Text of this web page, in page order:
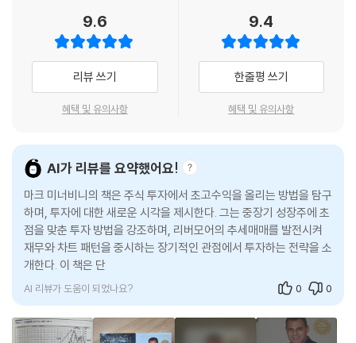
만 어떻게 하면 되는지는 가르쳐줄 수 있다.
주식판이 당신에게 불리하다거나 개미 투자자는 이길 수 없다거나 전문가
만 시장에서 돈을 번다고 말하지 마라! 핑계에 불과하다. 나는 15살에 학교
를 중퇴해서 돈도 없고, 배운 것도 없었다. 하지만 지금 그런 나도 주식시장
각해보라! 당신이 나보다 나은 성과를 거두지 못할 이유가 없다. 현명한 사
람은 실수로부터 배운다고 한다. 나는 여기서 한발 더 나아가 정말로 현명
뛰어난 투자자와 혁신적인 사상가를 자세히 살피면서 그들의 철학을 따르
려고 했다. 나도 많은 실수를 저질렀지만 거기서부터 뼈저린 교훈을 얻었
--- p.397~398
나타났다. 이 요건은 대개 초고수익 구간이 시작되기 전에 실현된다.
3. 재료: 크게 상승하는 모든 종목의 이면에는 재료가 있다. 재료가 항상 쉽
게 드러나는 것은 아니다. 그러나 기업의 이야기를 조금만 조사해보면 초
고수익 잠재력을 지닌 종목에 대한 팁을 얻을 수 있다.
4. 매수 지점: 대다수 초고수익 종목은 리스크는 적지만 급등할 수 있는 포
인트를 적어도 한 번, 때로는 여러 번 제공한다. 매수 타이밍을 잡는 일은
경우가 생기거나 돌파 후 다시 매수 시점 이하로 떨어질 때 빨리 매도하지
못해서 큰 손실을 입는다. 반면 강세장에서 매수 타이밍을 잘 잡으면 대규
모 상승으로 이어진다.
5. 매도 지점: 초고수익 속성을 드러내는 모든 종목이 수익으로 이어지는
것은 아니다. 다수는 정확한 지점에서 매수해도 주가가 오르지 않을 것이
다. 계좌를 보호하기 위해 손실이 난 포지션에서 강제로 빠져나오도록 손
절 지점을 설정해야 하는 이유다. 반대로 일정한 시점이 되면 보유 주식을
팔아서 수익을 실현해야 한다.
이 책은 이 SEPA를 기반으로 이후 이야기를 전개해 나간다. 추세는 네 단
대다수 트레이더는 미너비니가 기록한 최악의 수익률인 128퍼센트를 기
- 잭 슈웨거 (『시장의 마법사들』 저자)
- [BookAuthority]
9.6
리뷰 쓰기
혜택 및 유의사항
9.4
한줄평 쓰기
혜택 및 유의사항
AI가 리뷰를 요약했어요!
마크 미너비니의 책은 주식 투자에서 초고수익을 올리는 방법을 탐구
하며, 투자에 대한 새로운 시각을 제시한다. 그는 중장기 성장주에 초
점을 맞춘 투자 방법을 강조하며, 리버모어의 추세매매를 발전시켜
재무와 차트 패턴을 중시하는 장기적인 관점에서 투자하는 전략을 소
개한다. 이 책은 단기 트레이딩과 달리 기업의 실적과 재무 상태를 중
요시하며,
AI 리뷰가 도움이 되었나요? 0 0